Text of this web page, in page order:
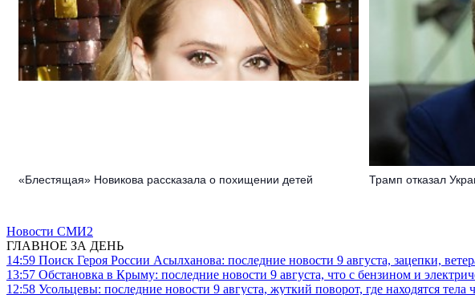
«Блестящая» Новикова рассказала о похищении детей Трамп отказал
Новости СМИ2
ГЛАВНОЕ ЗА ДЕНЬ
14:59 Поиск Героя России Асылханова: последние новости 9 августа, зацепки,
13:57 Обстановка в Крыму: последние новости 9 августа, что с бензином и
12:58 Усольцевы: последние новости 9 августа, жуткий поворот, где находятся тела